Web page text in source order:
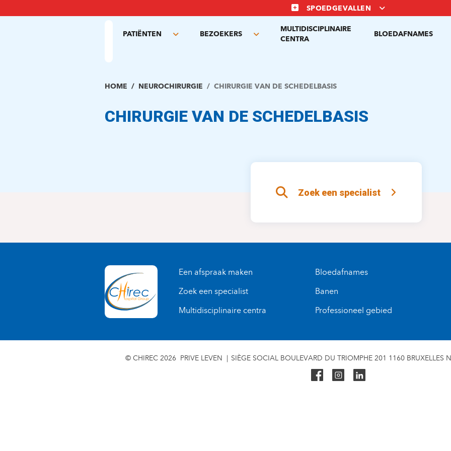
en
SPOEDGEVALLEN
PATIËNTEN
Toggle
BEZOEKERS
Toggle
MULTIDISCIPLINAIRE
CENTRA
BLOEDAFNAMES
HOME NEUROCHIRURGIE CHIRURGIE VAN DE SCHEDELBASIS
CHIRURGIE VAN DE SCHEDELBASIS
Zoek een specialist
Een afspraak maken
Zoek een specialist
Multidisciplinaire centra
Bloedafnames
Banen
Professioneel gebied
© CHIREC 2026 PRIVE LEVEN SIÈGE SOCIAL BOULEVARD DU TRIOMPHE 201 1160 BRUXELLES